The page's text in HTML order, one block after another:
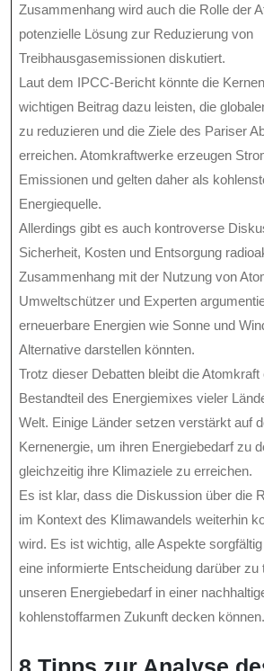
Zusammenhang wird auch die Rolle der
potenzielle Lösung zur Reduzierung von
Treibhausgasemissionen diskutiert.
Laut dem IPCC-Bericht könnte die
wichtigen Beitrag dazu leisten, die
zu reduzieren und die Ziele des Pariser
erreichen. Atomkraftwerke erzeugen
Emissionen und gelten daher als
Energiequelle.
Allerdings gibt es auch kontroverse
Sicherheit, Kosten und Entsorgung
Zusammenhang mit der Nutzung von
Umweltschützer und Experten
erneuerbare Energien wie Sonne und
Alternative darstellen könnten.
Trotz dieser Debatten bleibt die Atomkraft
Bestandteil des Energiemixes vieler
Welt. Einige Länder setzen verstärkt auf
Kernenergie, um ihren Energiebedarf zu
gleichzeitig ihre Klimaziele zu erreichen.
Es ist klar, dass die Diskussion über die
im Kontext des Klimawandels weiterhin
wird. Es ist wichtig, alle Aspekte
eine informierte Entscheidung darüber zu
unseren Energiebedarf in einer
kohlenstoffarmen Zukunft decken können.